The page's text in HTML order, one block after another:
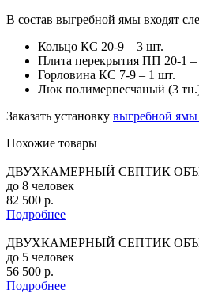
В состав выгребной ямы входят
Кольцо КС 20-9 – 3 шт.
Плита перекрытия ПП 20-1 –
Горловина КС 7-9 – 1 шт.
Люк полимерпесчаный (3
Заказать установку выгребной
Похожие товары
ДВУХКАМЕРНЫЙ СЕПТИК
до 8 человек
82 500 р.
Подробнее
ДВУХКАМЕРНЫЙ СЕПТИК
до 5 человек
56 500 р.
Подробнее